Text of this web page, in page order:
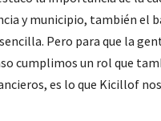
y municipio, también el
Pero para que la
cumplimos un rol que
es lo que Kicillof